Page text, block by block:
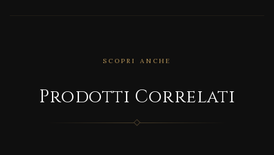
SCOPRI ANCHE
Prodotti Correlati
CORRELATO